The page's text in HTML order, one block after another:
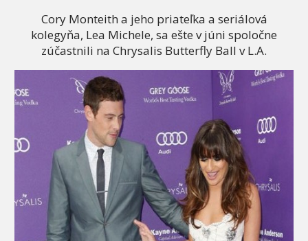
Cory Monteith a jeho priateľka a seriálová
kolegyňa, Lea Michele, sa ešte v júni spoločne
zúčastnili na Chrysalis Butterfly Ball v L.A.